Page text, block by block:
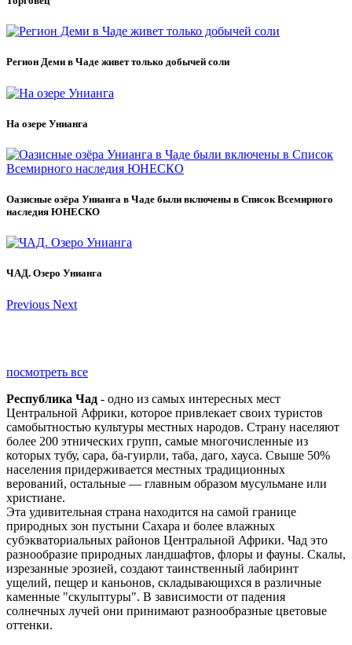
Регион Деми в Чаде живет только добычей соли
На озере Унианга
Оазисные озёра Унианга в Чаде были включены в Список Всемирного
наследия ЮНЕСКО
ЧАД. Озеро Унианга
Previous Next
посмотреть все
Республика Чад - одно из самых интересных мест
Центральной Африки, которое привлекает своих туристов
самобытностью культуры местных народов. Страну населяют
более 200 этнических групп, самые многочисленные из
которых тубу, сара, ба-гуирли, таба, даго, хауса. Свыше 50%
населения придерживается местных традиционных
верований, остальные — главным образом мусульмане или
христиане.
Эта удивительная страна находится на самой границе
природных зон пустыни Сахара и более влажных
субэкваториальных районов Центральной Африки. Чад это
разнообразие природных ландшафтов, флоры и фауны. Скалы,
изрезанные эрозией, создают таинственный лабиринт
ущелий, пещер и каньонов, складывающихся в различные
каменные "скульптуры". В зависимости от падения
солнечных лучей они принимают разнообразные цветовые
оттенки.